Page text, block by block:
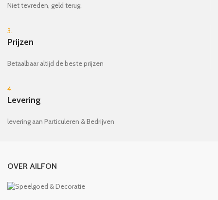
Niet tevreden, geld terug.
3.
Prijzen
Betaalbaar altijd de beste prijzen
4.
Levering
levering aan Particuleren & Bedrijven
OVER AILFON